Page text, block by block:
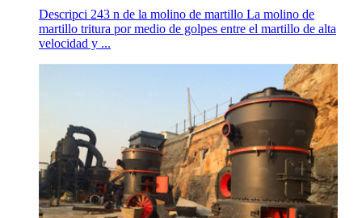
Descripci 243 n de la molino de martillo La molino de
martillo tritura por medio de golpes entre el martillo de alta
velocidad y ...